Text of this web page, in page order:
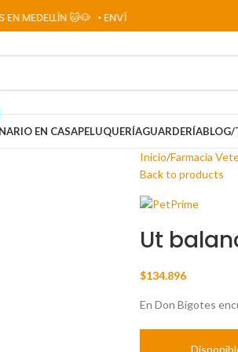
🐱🐶 • ENVÍOS A TODO EL PAÍS 📦✈️
EN CASAPELUQUERÍAGUARDERÍABLOG/
Inicio Farmacia
Back to products
Ut
$134.896
En Don Bigotes